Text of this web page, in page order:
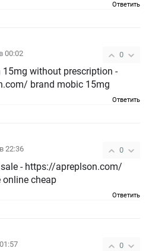
Ответить
0
00:02
without prescription -
brand mobic 15mg
Ответить
0
22:36
- https://apreplson.com/
online cheap
Ответить
0